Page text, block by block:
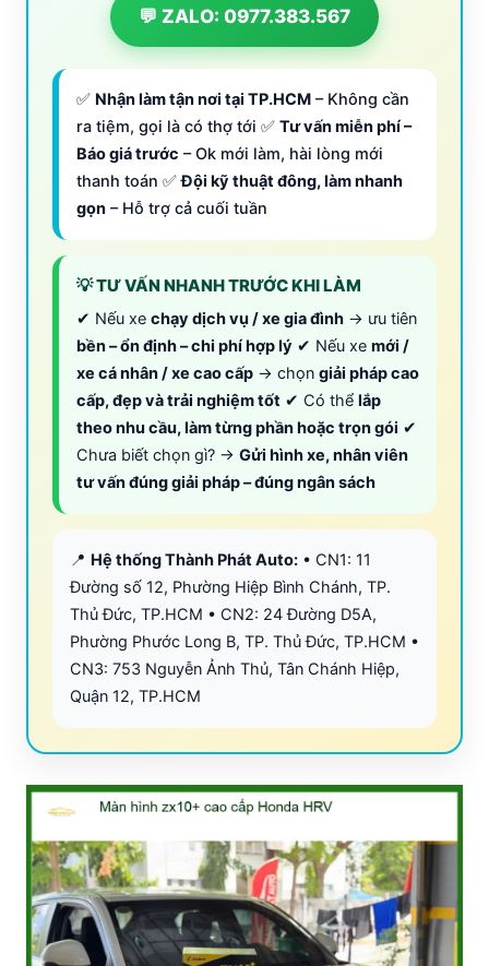
💬 ZALO: 0977.383.567
✅ Nhận làm tận nơi tại TP.HCM – Không cần
ra tiệm, gọi là có thợ tới ✅ Tư vấn miễn phí –
Báo giá trước – Ok mới làm, hài lòng mới
thanh toán ✅Đội kỹ thuật đông, làm nhanh
gọn – Hỗ trợ cả cuối tuần
💡 TƯ VẤN NHANH TRƯỚC KHI LÀM
✔ Nếu xe chạy dịch vụ / xe gia đình → ưu tiên
bền – ổn định – chi phí hợp lý ✔ Nếu xe mới /
xe cá nhân / xe cao cấp → chọn giải pháp cao
cấp, đẹp và trải nghiệm tốt ✔ Có thể lắp
theo nhu cầu, làm từng phần hoặc trọn gói ✔
Chưa biết chọn gì? → Gửi hình xe, nhân viên
tư vấn đúng giải pháp – đúng ngân sách
📍 Hệ thống Thành Phát Auto: • CN1: 11
Đường số 12, Phường Hiệp Bình Chánh, TP.
Thủ Đức, TP.HCM • CN2: 24 Đường D5A,
Phường Phước Long B, TP. Thủ Đức, TP.HCM •
CN3: 753 Nguyễn Ảnh Thủ, Tân Chánh Hiệp,
Quận 12, TP.HCM